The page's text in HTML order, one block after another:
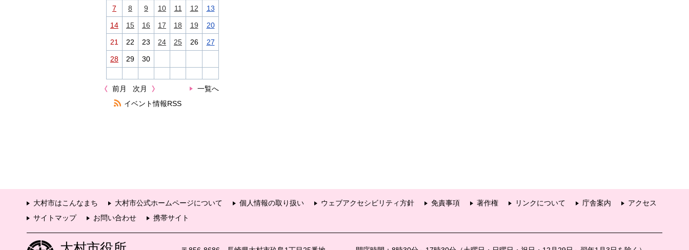
7 8 9 10 11 12 13
14 15 16 17 18 19 20
21 22 23 24 25 26 27
28 29 30
前月 一覧へ
次月
イベント情報RSS
大村市はこんなまち 大村市公式ホームページについて 個人情報の取り扱い ウェブアクセシビリティ方針 免責事項 著作権 リンクについて 庁舎案内
アクセス
サイトマップ
お問い合わせ 携帯サイト